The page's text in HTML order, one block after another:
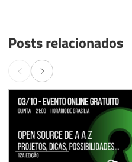
Posts relacionados